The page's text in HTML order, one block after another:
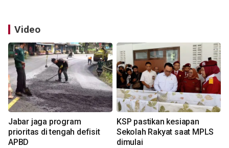
Video
Jabar jaga program
prioritas di tengah defisit
APBD
KSP pastikan kesiapan
Sekolah Rakyat saat MPLS
dimulai